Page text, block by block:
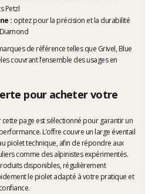
Petzl
: optez pour la précision et la durabilité
de référence telles que Grivel, Blue
couvrant l’ensemble des usages en
pour acheter votre
page est sélectionné pour garantir un
L’offre couvre un large éventail
piolet technique, afin de répondre aux
comme des alpinistes expérimentés.
disponibles, régulièrement
le piolet adapté à votre pratique et